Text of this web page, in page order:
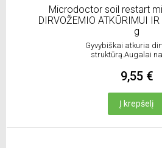
Microdoctor soil restart
DIRVOŽEMIO ATKŪRIMUI
g
Gyvybiškai atkuria
struktūrą.Augalai
9,55 €
Į krepšelį